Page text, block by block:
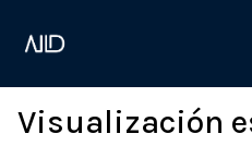
Visualización